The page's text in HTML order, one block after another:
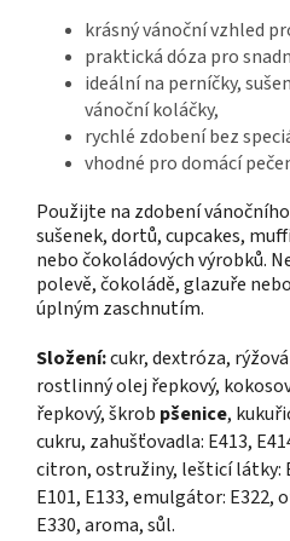
krásný vánoční vzhled
praktická dóza pro
ideální na perníčky,
vánoční koláčky,
rychlé zdobení bez
vhodné pro domácí
Použijte na zdobení
sušenek, dortů, cupcakes,
nebo čokoládových výrobků.
polevě, čokoládě, glazuře
úplným zaschnutím.
Složení:cukr, dextróza,
rostlinný olej řepkový,
řepkový, škrob pšenice,
cukru, zahušťovadla: E413,
citron, ostružiny, lešticí látky:
E101, E133, emulgátor: E322,
E330, aroma, sůl.